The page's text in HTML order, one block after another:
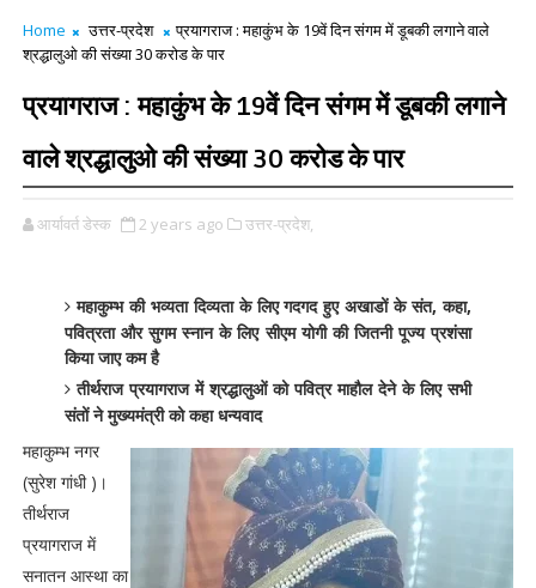
Home उत्तर-प्रदेश
प्रयागराज : महाकुंभ के 19वें दिन संगम में डूबकी लगाने वाले
श्रद्धालुओ की संख्या 30 करोड के पार
प्रयागराज : महाकुंभ के 19वें दिन संगम में डूबकी लगाने
वाले श्रद्धालुओ की संख्या 30 करोड के पार
आर्यावर्त डेस्क 2 years ago उत्तर-प्रदेश,
महाकुम्भ की भव्यता दिव्यता के लिए गदगद हुए अखाडों के संत, कहा,
पवित्रता और सुगम स्नान के लिए सीएम योगी की जितनी पूज्य प्रशंसा
किया जाए कम है
तीर्थराज प्रयागराज में श्रद्धालुओं को पवित्र माहौल देने के लिए सभी
संतों ने मुख्यमंत्री को कहा धन्यवाद
महाकुम्भ नगर
(सुरेश गांधी )।
तीर्थराज
प्रयागराज में
सनातन आस्था का